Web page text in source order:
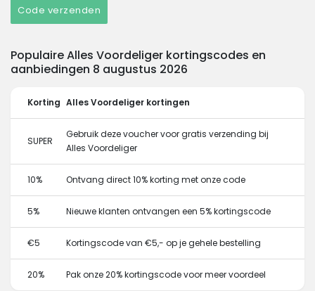
Code verzenden
Populaire Alles Voordeliger kortingscodes en
aanbiedingen 8 augustus 2026
Korting Alles Voordeliger kortingen
SUPER
Gebruik deze voucher voor gratis verzending bij
Alles Voordeliger
10% Ontvang direct 10% korting met onze code
5% Nieuwe klanten ontvangen een 5% kortingscode
€5 Kortingscode van €5,- op je gehele bestelling
20% Pak onze 20% kortingscode voor meer voordeel